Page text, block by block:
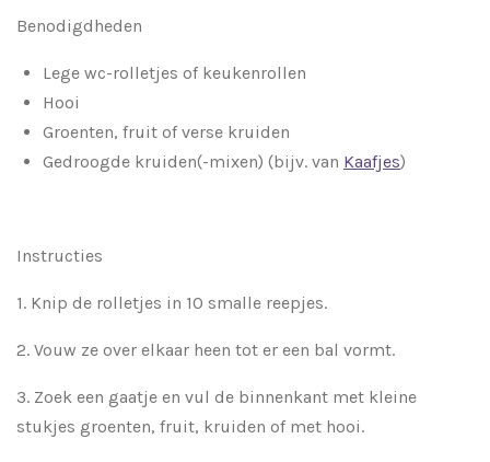
Benodigdheden
Lege wc-rolletjes of keukenrollen
Hooi
Groenten, fruit of verse kruiden
Gedroogde kruiden(-mixen) (bijv. van Kaafjes)
Instructies
1. Knip de rolletjes in 10 smalle reepjes.
2. Vouw ze over elkaar heen tot er een bal vormt.
3. Zoek een gaatje en vul de binnenkant met kleine
stukjes groenten, fruit, kruiden of met hooi.